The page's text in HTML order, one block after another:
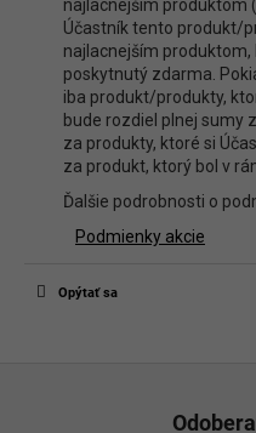
najlacnejším produktom
Účastník tento produkt/
najlacnejším
poskytnutý zdarma.
iba produkt/produkty,
bude rozdiel plnej sumy
za produkty, ktoré si
za produkt, ktorý bol v
Ďalšie podrobnosti o
Podmienky akcie
Opýtať sa